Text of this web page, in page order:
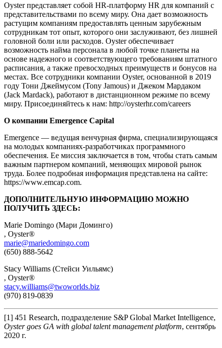
Oyster представляет собой HR-платформу HR для компаний с
представительствами по всему миру. Она дает возможность
растущим компаниям предоставлять ценным зарубежным
сотрудникам тот опыт, которого они заслуживают, без лишней
головной боли или расходов. Oyster обеспечивает
возможность найма персонала в любой точке планеты на
основе надежного и соответствующего требованиям штатного
расписания, а также превосходных преимуществ и бонусов на
местах. Все сотрудники компании Oyster, основанной в 2019
году Тони Джеймусом (Tony Jamous) и Джеком Мардаком
(Jack Mardack), работают в дистанционном режиме по всему
миру. Присоединяйтесь к нам: http://oysterhr.com/careers
О компании Emergence Capital
Emergence — ведущая венчурная фирма, специализирующаяся
на молодых компаниях-разработчиках программного
обеспечения. Ее миссия заключается в том, чтобы стать самым
важным партнером компаний, меняющих мировой рынок
труда. Более подробная информация представлена на сайте:
https://www.emcap.com.
ДОПОЛНИТЕЛЬНУЮ ИНФОРМАЦИЮ МОЖНО
ПОЛУЧИТЬ ЗДЕСЬ:
Marie Domingo (Мари Доминго)
, Oyster®
marie@mariedomingo.com
(650) 888-5642
Stacy Williams (Стейси Уильямс)
, Oyster®
stacy.williams@twoworlds.biz
(970) 819-0839
[1] 451 Research, подразделение S&P Global Market Intelligence,
Oyster goes GA with global talent management platform, сентябрь
2020 г.